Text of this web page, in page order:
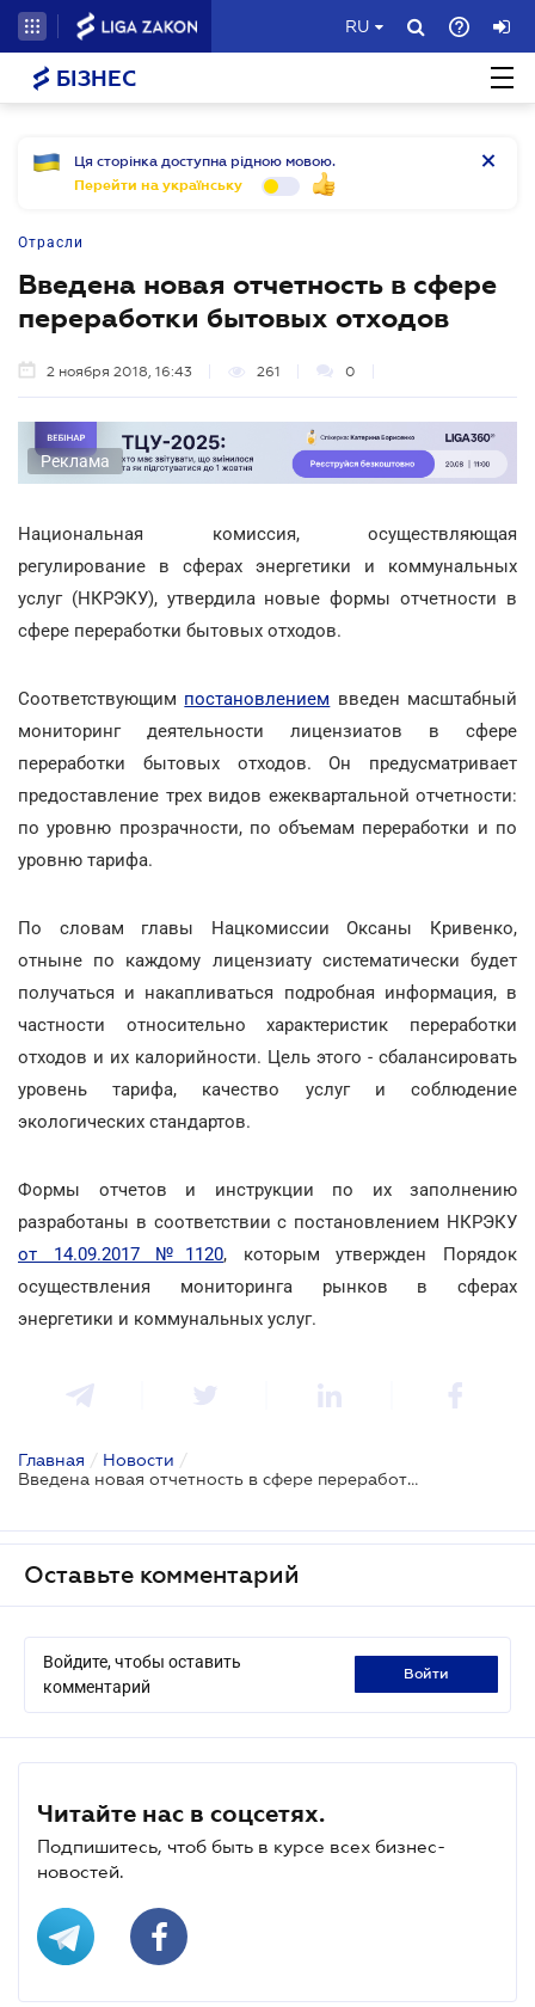
RU
БІЗНЕС
Ця сторінка доступна рідною мовою.
Перейти на українську
Отрасли
Введена новая отчетность в сфере
переработки бытовых отходов
2 ноября 2018, 16:43 261 0
Реклама
Национальная комиссия, осуществляющая
регулирование в сферах энергетики и коммунальных
услуг (НКРЭКУ), утвердила новые формы отчетности в
сфере переработки бытовых отходов.
Соответствующим постановлением введен масштабный
мониторинг деятельности лицензиатов в сфере
переработки бытовых отходов. Он предусматривает
предоставление трех видов ежеквартальной отчетности:
по уровню прозрачности, по объемам переработки и по
уровню тарифа.
По словам главы Нацкомиссии Оксаны Кривенко,
отныне по каждому лицензиату систематически будет
получаться и накапливаться подробная информация, в
частности относительно характеристик переработки
отходов и их калорийности. Цель этого - сбалансировать
уровень тарифа, качество услуг и соблюдение
экологических стандартов.
Формы отчетов и инструкции по их заполнению
разработаны в соответствии с постановлением НКРЭКУ
от 14.09.2017 №1120, которым утвержден Порядок
осуществления мониторинга рынков в сферах
энергетики и коммунальных услуг.
Главная / Новости /
Введена новая отчетность в сфере переработки бытовых отходов
Оставьте комментарий
Войдите, чтобы оставить
комментарий
войти
Читайте нас в соцсетях.
Подпишитесь, чтоб быть в курсе всех бизнес-
новостей.